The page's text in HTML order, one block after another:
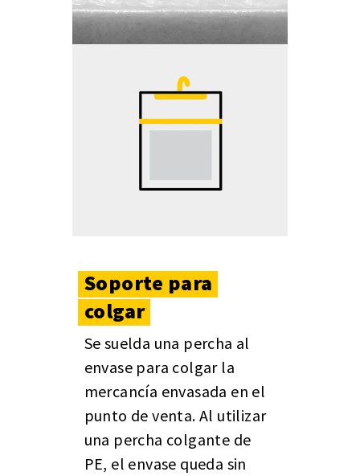
Soporte para
colgar
Se suelda una percha al
envase para colgar la
mercancía envasada en el
punto de venta. Al utilizar
una percha colgante de
PE, el envase queda sin